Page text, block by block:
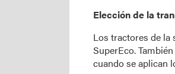
Elección de la
Los tractores de la
SuperEco.
cuando se aplican